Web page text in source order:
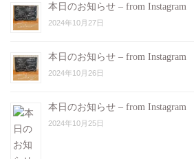
本日のお知らせ – from Instagram
2024年10月27日
本日のお知らせ – from Instagram
2024年10月26日
本日のお知らせ – from Instagram
2024年10月25日